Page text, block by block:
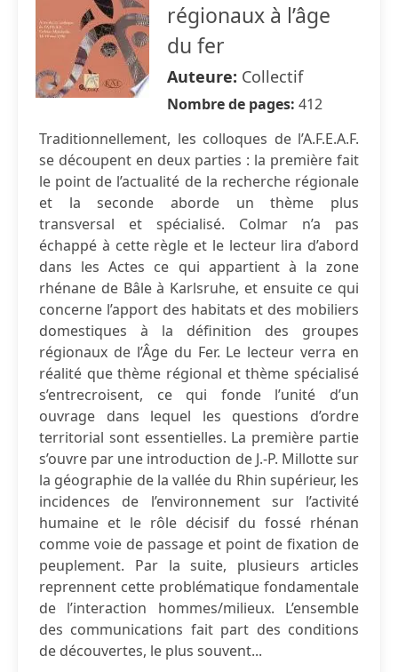
régionaux à l’âge
du fer
Auteure: Collectif
Nombre de pages: 412
Traditionnellement, les colloques de l’A.F.E.A.F.
se découpent en deux parties : la première fait
le point de l’actualité de la recherche régionale
et la seconde aborde un thème plus
transversal et spécialisé. Colmar n’a pas
échappé à cette règle et le lecteur lira d’abord
dans les Actes ce qui appartient à la zone
rhénane de Bâle à Karlsruhe, et ensuite ce qui
concerne l’apport des habitats et des mobiliers
domestiques à la définition des groupes
régionaux de l’Âge du Fer. Le lecteur verra en
réalité que thème régional et thème spécialisé
s’entrecroisent, ce qui fonde l’unité d’un
ouvrage dans lequel les questions d’ordre
territorial sont essentielles. La première partie
s’ouvre par une introduction de J.-P. Millotte sur
la géographie de la vallée du Rhin supérieur, les
incidences de l’environnement sur l’activité
humaine et le rôle décisif du fossé rhénan
comme voie de passage et point de fixation de
peuplement. Par la suite, plusieurs articles
reprennent cette problématique fondamentale
de l’interaction hommes/milieux. L’ensemble
des communications fait part des conditions
de découvertes, le plus souvent...